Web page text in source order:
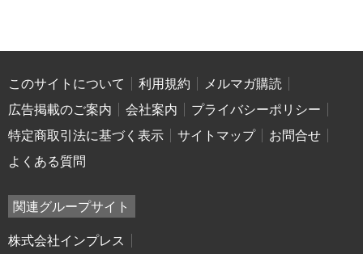
このサイトについて 利用規約
メルマガ購読
広告掲載のご案内
会社案内
プライバシーポリシー
特定商取引法に基づく表示
サイトマップ
お問合せ
よくある質問
関連グループサイト
株式会社インプレス